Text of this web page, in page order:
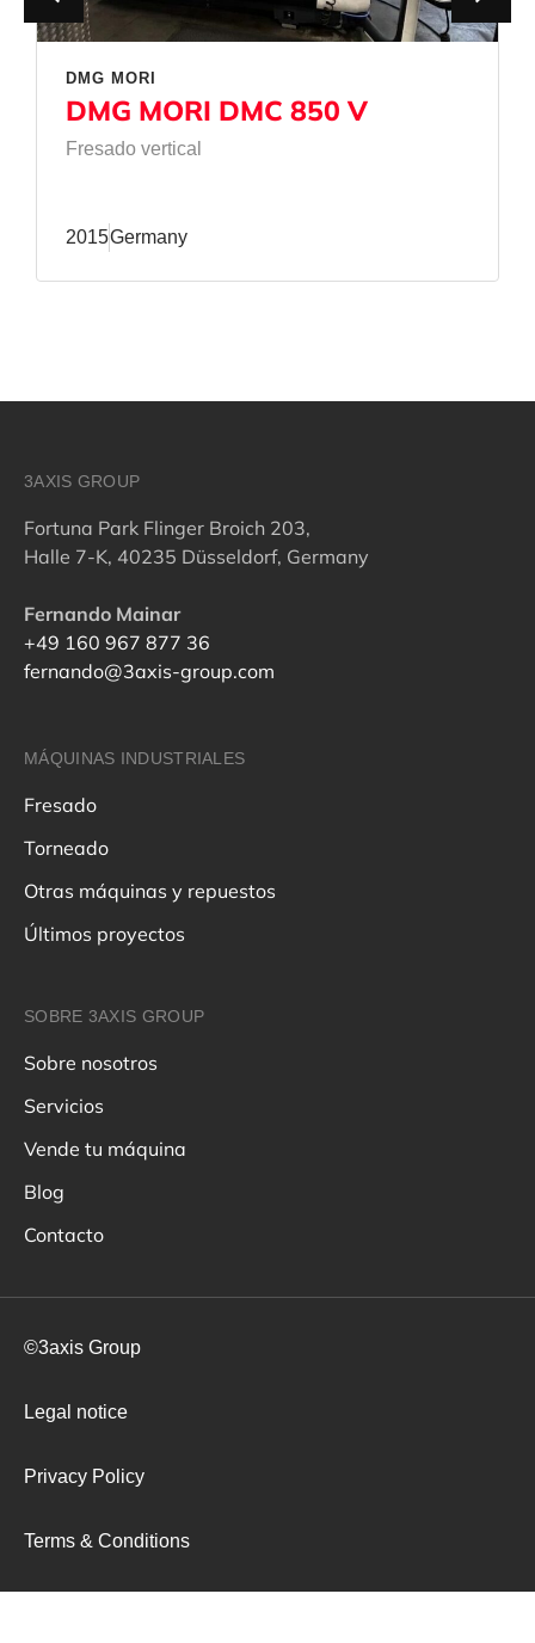
DMG MORI
DMG MORI DMC 850 V
Fresado vertical
2015Germany
3AXIS GROUP
Fortuna Park Flinger Broich 203,
Halle 7-K, 40235 Düsseldorf, Germany
Fernando Mainar
+49 160 967 877 36
fernando@3axis-group.com
MÁQUINAS INDUSTRIALES
Fresado
Torneado
Otras máquinas y repuestos
Últimos proyectos
SOBRE 3AXIS GROUP
Sobre nosotros
Servicios
Vende tu máquina
Blog
Contacto
©3axis Group
Legal notice
Privacy Policy
Terms & Conditions